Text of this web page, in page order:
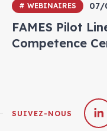
# WEBINAIRES 07/
FAMES Pilot
Competence
SUIVEZ-NOUS